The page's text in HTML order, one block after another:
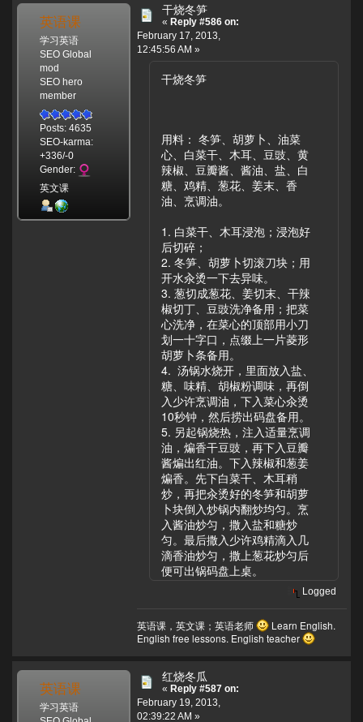
英语课
学习英语
SEO Global
mod
SEO hero
member
Posts: 4635
SEO-karma:
+336/-0
Gender:
英文课
干烧冬笋
« Reply #586 on:
February 17, 2013,
12:45:56 AM »
干烧冬笋
用料： 冬笋、胡萝卜、油菜
心、白菜干、木耳、豆豉、黄
辣椒、豆瓣酱、酱油、盐、白
糖、鸡精、葱花、姜末、香
油、烹调油。
1. 白菜干、木耳浸泡；浸泡好
后切碎；
2. 冬笋、胡萝卜切滚刀块；用
开水汆烫一下去异味。
3. 葱切成葱花、姜切末、干辣
椒切丁、豆豉洗净备用；把菜
心洗净，在菜心的顶部用小刀
划一十字口，点缀上一片菱形
胡萝卜条备用。
4. 汤锅水烧开，里面放入盐、
糖、味精、胡椒粉调味，再倒
入少许烹调油，下入菜心汆烫
10秒钟，然后捞出码盘备用。
5. 另起锅烧热，注入适量烹调
油，煸香干豆豉，再下入豆瓣
酱煸出红油。下入辣椒和葱姜
煸香。先下白菜干、木耳稍
炒，再把汆烫好的冬笋和胡萝
卜块倒入炒锅内翻炒均匀。烹
入酱油炒匀，撒入盐和糖炒
匀。最后撒入少许鸡精滴入几
滴香油炒匀，撒上葱花炒匀后
便可出锅码盘上桌。
Logged
英语课，英文课；英语老师
Learn English.
English free lessons. English teacher
英语课
学习英语
红烧冬瓜
« Reply #587 on:
February 19, 2013,
02:39:22 AM »